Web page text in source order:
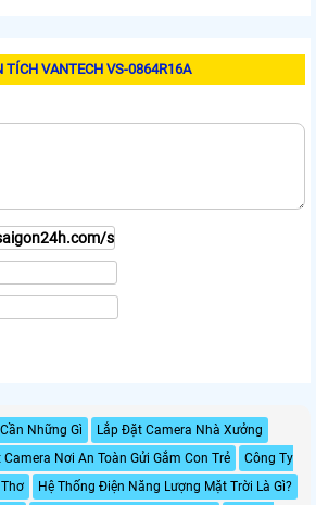
TÍCH VANTECH VS-0864R16A
Những Gì
Lắp Đặt Camera Nhà Xưởng
Nơi An Toàn Gửi Gắm Con Trẻ
Công Ty
Hệ Thống Điện Năng Lượng Mặt Trời Là Gì?